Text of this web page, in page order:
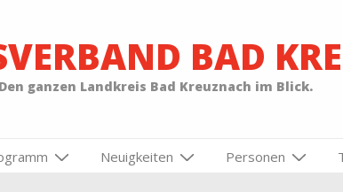
BAD
Den ganzen Landkreis Bad Kreuznach im Blick.
Neuigkeiten Personen